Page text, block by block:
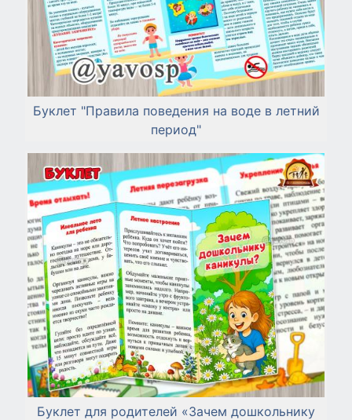
Буклет "Правила поведения на воде в летний
период"
Буклет для родителей «Зачем дошкольнику